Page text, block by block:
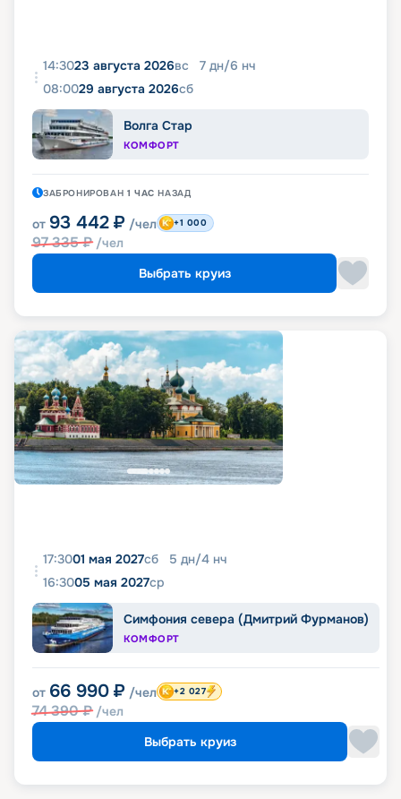
14:3023 августа 2026вс 7 дн/6 нч
08:0029 августа 2026сб
Волга Стар
КОМФОРТ
ЗАБРОНИРОВАН 1 ЧАС НАЗАД
от 93 442 ₽ /чел
97 335₽ /чел
+1 000
Выбрать круиз
17:3001 мая 2027сб 5 дн/4 нч
16:3005 мая 2027ср
Симфония севера (Дмитрий Фурманов)
КОМФОРТ
от 66 990 ₽ /чел
74 390₽ /чел
+2 027
Выбрать круиз